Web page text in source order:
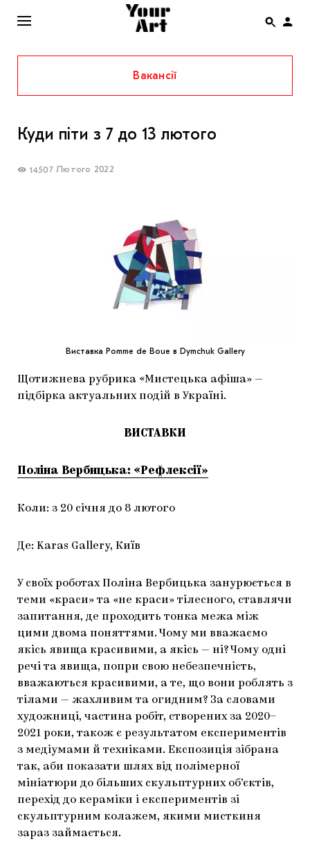
ENG
НОВИНИ
КОЛОНКИ
СПЕЦПРОЄКТИ
THE UKRAINIAN PAVILION AT VENICE BIENNALE
2022
МАРІУПОЛЬСЬКІ МАРГІНАЛІЇ
ДОСЛІДНИЦЬКА ПЛАТФОРМА
ЗАПАЛЕННЯ
CARPATHIAN CULT ПРО РІЗДВЯНІ СВЯТА
Вакансії
Куди піти з 7 до 13 лютого
14507 Лютого 2022
Виставка Pomme de Boue в Dymchuk Gallery
Щотижнева рубрика «Мистецька афіша» —
підбірка актуальних подій в Україні.
ВИСТАВКИ
Поліна Вербицька: «Рефлексії»
Коли: з 20 січня до 8 лютого
Де: Karas Gallery, Київ
У своїх роботах Поліна Вербицька занурюється в
теми «краси» та «не краси» тілесного, ставлячи
запитання, де проходить тонка межа між
цими двома поняттями. Чому ми вважаємо
якісь явища красивими, а якісь — ні? Чому одні
речі та явища, попри свою небезпечність,
вважаються красивими, а те, що вони роблять з
тілами — жахливим та огидним? За словами
художниці, частина робіт, створених за 2020–
2021 роки, також є результатом експериментів
з медіумами й техніками. Експозиція зібрана
так, аби показати шлях від полімерної
мініатюри до більших скульптурних об’єктів,
перехід до кераміки і експериментів зі
скульптурним колажем, якими мисткиня
зараз займається.